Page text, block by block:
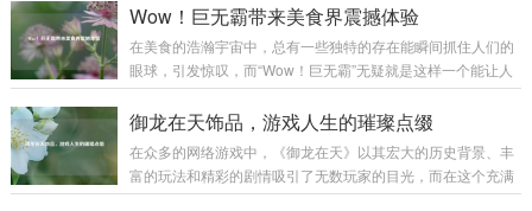
安装在系统盘，以免影响电脑性能...
展现威力的制胜密码。 火炮技能涵盖了多个方面，从最基础的
操作技能到复杂的战术运用,每一个环节都决定着火炮在战场上
能否发挥出最大效能。 操作技能是火炮技能的基石，一名合格
的火炮手，首先要熟练掌握火炮的装填、瞄准和发射等基本操
装填方式和要求，装填的速度和准确性...
Wow！巨无霸带来美食界震撼体验
在美食的浩瀚宇宙中，总有一些独特的存在能瞬间抓住人们的
眼球，引发惊叹，而“Wow！巨无霸”无疑就是这样一个能让人
发出由衷赞叹的美食奇迹。 “Wow！巨无霸”，单是这个名字就
充满了魔力。“Wow”代表着惊叹、震撼，而“巨无霸”则明确了
它的体量与霸气，当它第一次出现在人们的视野中时，那种视
觉上的冲击感就如同看到一座美食小山般，让人忍不住脱口而
出“Wow”。 从外观来看，“Wow！巨无霸”拥有令人咋舌的尺
御龙在天饰品，游戏人生的璀璨点缀
在众多的网络游戏中，《御龙在天》以其宏大的历史背景、丰
富的玩法和精彩的剧情吸引了无数玩家的目光，而在这个充满
热血与激情的游戏世界里，御龙在天饰品宛如一颗颗璀璨的明